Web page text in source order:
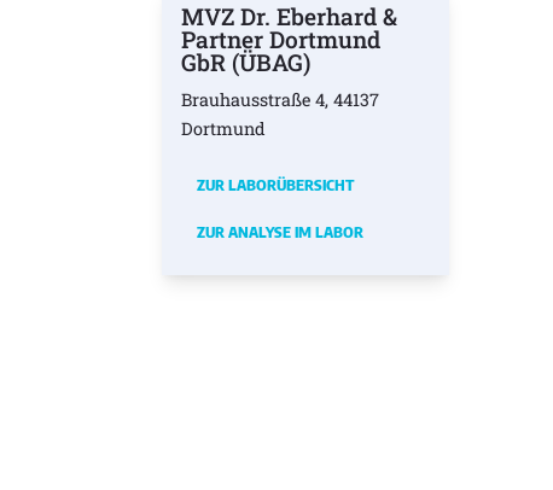
MVZ Dr. Eberhard &
Partner Dortmund
GbR (ÜBAG)
Brauhausstraße 4, 44137
Dortmund
ZUR LABORÜBERSICHT
ZUR ANALYSE IM LABOR